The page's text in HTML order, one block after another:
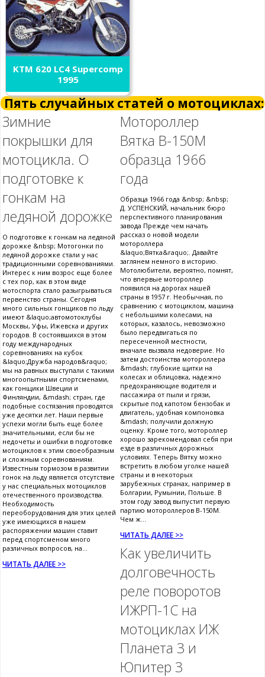
KTM 620 LC4 Supercomp
1995
Пять случайных статей о мотоциклах:
Зимние
покрышки для
мотоцикла. О
подготовке к
гонкам на
ледяной дорожке
О подготовке к гонкам на ледяной
дорожке &nbsp; Мотогонки по
ледяной дорожке стали у нас
традиционными соревнованиями.
Интерес к ним возрос еще более
с тех пор, как в этом виде
мотоспорта стало разыгрываться
первенство страны. Сегодня
много сильных гонщиков по льду
имеют &laquo;автомотоклубы
Москвы, Уфы, Ижевска и других
городов. В состоявшихся в этом
году международных
соревнованиях на кубок
&laquo;Дружба народов&raquo;
мы на равных выступали с такими
многоопытными спортсменами,
как гонщики Швеции и
Финляндии, &mdash; стран, где
подобные состязания проводятся
уже десятки лет. Наши первые
успехи могли быть еще более
значительными, если бы не
недочеты и ошибки в подготовке
мотоциклов к этим своеобразным
и сложным соревнованиям.
Известным тормозом в развитии
гонок на льду является отсутствие
у нас специальных мотоциклов
отечественного производства.
Необходимость
переоборудования для этих целей
уже имеющихся в нашем
распоряжении машин ставит
перед спортсменом много
различных вопросов, на...
ЧИТАТЬ ДАЛЕЕ >>
Мотороллер
Вятка В-150М
образца 1966
года
Образца 1966 года &nbsp; &nbsp;
Д. УСПЕНСКИЙ, начальник бюро
перспективного планирования
завода Прежде чем начать
рассказ о новой модели
мотороллера
&laquo;Вятка&raquo;. Давайте
заглянем немного в историю.
Мотолюбители, вероятно, помнят,
что впервые мотороллер
появился на дорогах нашей
страны в 1957 г. Необычная, по
сравнению с мотоциклом, машина
с небольшими колесами, на
которых, казалось, невозможно
было передвигаться по
пересеченной местности,
вначале вызвала недоверие. Но
затем достоинства мотороллера
&mdash; глубокие щитки на
колесах и облицовка, надежно
предохраняющие водителя и
пассажира от пыли и грязи,
скрытые под капотом бензобак и
двигатель, удобная компоновка
&mdash; получили должную
оценку. Кроме того, мотороллер
хорошо зарекомендовал себя при
езде в различных дорожных
условиях. Теперь Вятку можно
встретить в любом уголке нашей
страны и в некоторых
зарубежных странах, например в
Болгарии, Румынии, Польше. В
этом году завод выпустит первую
партию мотороллеров В-150М.
Чем ж...
ЧИТАТЬ ДАЛЕЕ >>
Как увеличить
долговечность
реле поворотов
ИЖРП-1С на
мотоциклах ИЖ
Планета 3 и
Юпитер 3